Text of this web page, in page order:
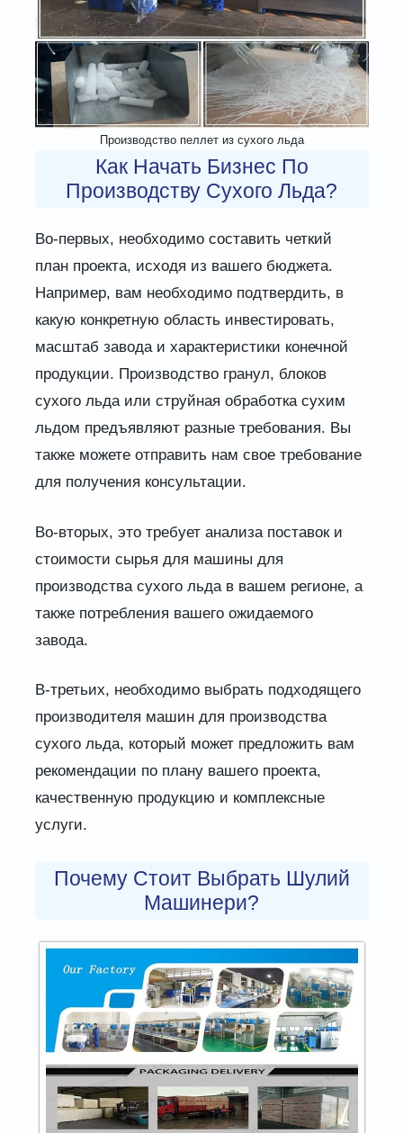
Производство пеллет из сухого льда
Как Начать Бизнес По
Производству Сухого Льда?
Во-первых, необходимо составить четкий
план проекта, исходя из вашего бюджета.
Например, вам необходимо подтвердить, в
какую конкретную область инвестировать,
масштаб завода и характеристики конечной
продукции. Производство гранул, блоков
сухого льда или струйная обработка сухим
льдом предъявляют разные требования. Вы
также можете отправить нам свое требование
для получения консультации.
Во-вторых, это требует анализа поставок и
стоимости сырья для машины для
производства сухого льда в вашем регионе, а
также потребления вашего ожидаемого
завода.
В-третьих, необходимо выбрать подходящего
производителя машин для производства
сухого льда, который может предложить вам
рекомендации по плану вашего проекта,
качественную продукцию и комплексные
услуги.
Почему Стоит Выбрать Шулий
Машинери?